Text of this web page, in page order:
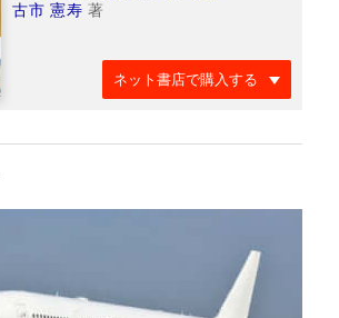
古市 憲寿 著
ネット書店で購入する